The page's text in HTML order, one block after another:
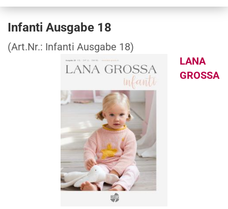
Infanti Ausgabe 18
(Art.Nr.: Infanti Ausgabe 18)
LANA
GROSSA